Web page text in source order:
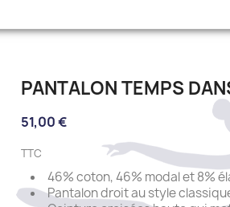
PANTALON TEMPS
51,00 €
TTC
46% coton, 46% modal et 8%
Pantalon droit au style